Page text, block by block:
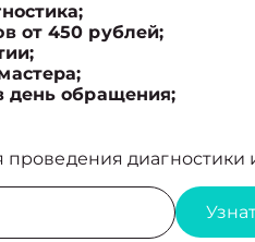
от 450 рублей;
день обращения;
проведения диагностики